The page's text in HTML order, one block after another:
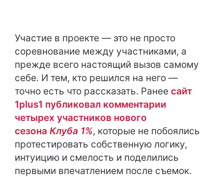
Участие в проекте — это не просто
соревнование между участниками, а
прежде всего настоящий вызов самому
себе. И тем, кто решился на него —
точно есть что рассказать. Ранее сайт
1plus1 публиковал комментарии
четырех участников нового
сезона Клуба 1%, которые не побоялись
протестировать собственную логику,
интуицию и смелость и поделились
первыми впечатлением после съемок.